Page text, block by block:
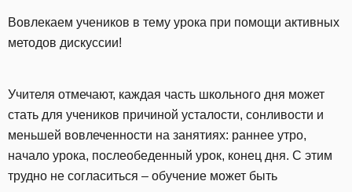
Вовлекаем учеников в тему урока при помощи активных
методов дискуссии!
Учителя отмечают, каждая часть школьного дня может
стать для учеников причиной усталости, сонливости и
меньшей вовлеченности на занятиях: раннее утро,
начало урока, послеобеденный урок, конец дня. С этим
трудно не согласиться – обучение может быть